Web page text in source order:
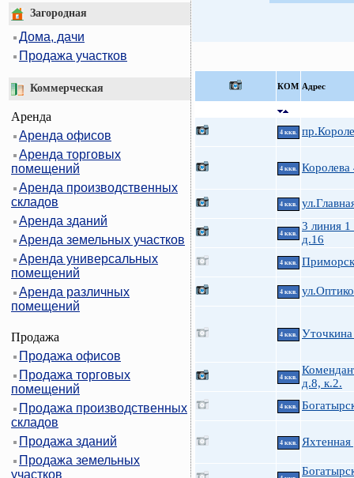
Загородная
Дома, дачи
Продажа участков
Коммерческая
Аренда
Аренда офисов
Аренда торговых
помещений
Аренда производственных
складов
Аренда зданий
Аренда земельных участков
Аренда универсальных
помещений
Аренда различных
помещений
Продажа
Продажа офисов
Продажа торговых
помещений
Продажа производственных
складов
Продажа зданий
Продажа земельных
участков
Павловский
Приморский
Фрунзенский
КOМ Адрес
4 ккв.
4 ккв. Королева
4 ккв.
4 ккв.
3 линия
д.16
4 ккв.
4 ккв.
4 ккв.
4 ккв.
д.8, к.2.
4 ккв.
4 ккв. Яхтенная